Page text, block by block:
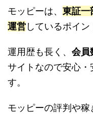
モッピーは、 東証一
運営しているポイン
運用歴も長く、 会員
サイトなので安心・
す。
モッピーの評判や